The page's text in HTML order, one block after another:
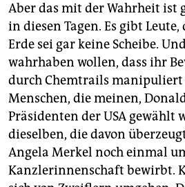
Aber das mit der Wahrheit ist
in diesen Tagen. Es gibt
Erde sei gar keine Scheibe.
wahrhaben wollen, dass ihr
durch Chemtrails manipuliert
Menschen, die meinen,
Präsidenten der USA gewählt
dieselben, die davon
Angela Merkel noch einmal
Kanzlerinnenschaft bewirbt.